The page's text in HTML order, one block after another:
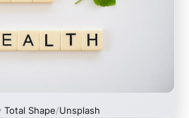
Total Shape/Unsplash